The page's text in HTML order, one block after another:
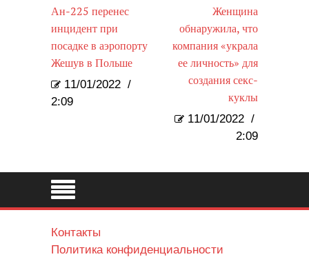
Ан-225 перенес
инцидент при
посадке в аэропорту
Жешув в Польше
11/01/2022 /
2:09
Женщина
обнаружила, что
компания «украла
ее личность» для
создания секс-
куклы
11/01/2022 /
2:09
Контакты
Политика конфиденциальности